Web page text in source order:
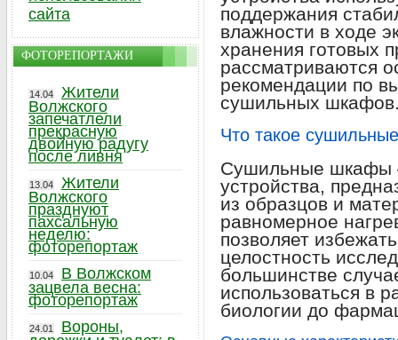
поддержания
влажности в ходе
хранения готовых
рассматриваются
рекомендации по
сушильных
Что такое
Сушильные шкафы
устройства,
из образцов и
равномерное
позволяет
целостность
большинстве
использоваться в
биологии до
сайта
ФОТОРЕПОРТАЖИ
14.04
Жители
Волжского
запечатлели
прекрасную
двойную радугу
после ливня
13.04
Жители
Волжского
празднуют
пахсальную
неделю:
фоторепортаж
10.04
В Волжском
зацвела весна:
фоторепортаж
24.01
Вороны,